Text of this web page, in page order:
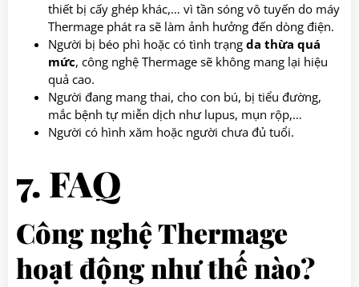
thiết bị cấy ghép khác,… vì tần sóng vô tuyến do máy
Thermage phát ra sẽ làm ảnh hưởng đến dòng điện.
Người bị béo phì hoặc có tình trạng da thừa quá
mức, công nghệ Thermage sẽ không mang lại hiệu
quả cao.
Người đang mang thai, cho con bú, bị tiểu đường,
mắc bệnh tự miễn dịch như lupus, mụn rộp,…
Người có hình xăm hoặc người chưa đủ tuổi.
7. FAQ
Công nghệ Thermage
hoạt động như thế nào?